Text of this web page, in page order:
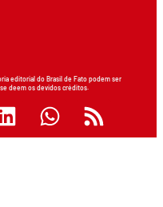
editorial do Brasil de Fato podem ser
deem os devidos créditos.